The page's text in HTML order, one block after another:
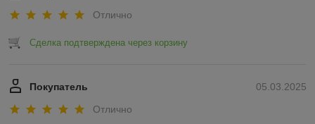
Отлично
Сделка подтверждена через корзину
05.03.2025
Покупатель
Отлично